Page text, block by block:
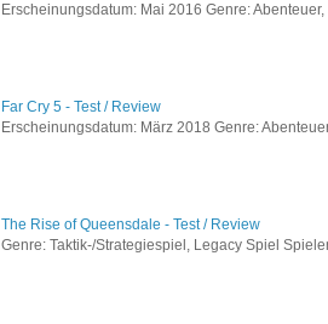
Erscheinungsdatum: Mai 2016 Genre:
Far Cry 5 - Test / Review
Erscheinungsdatum: März 2018 Genre:
The Rise of Queensdale - Test / Review
Genre: Taktik-/Strategiespiel, Legacy Spiel